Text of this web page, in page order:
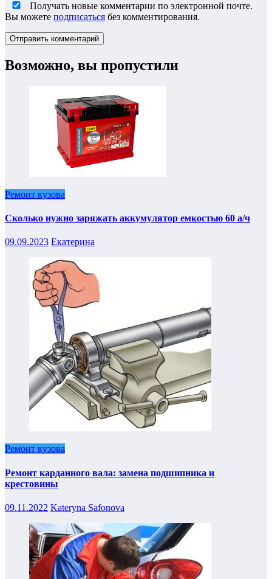
Получать новые комментарии по электронной почте.
Вы можете подписаться без комментирования.
Возможно, вы пропустили
Ремонт кузова
Сколько нужно заряжать аккумулятор емкостью 60 а/ч
09.09.2023 Екатерина
Ремонт кузова
Ремонт карданного вала: замена подшипника и
крестовины
09.11.2022 Kateryna Safonova